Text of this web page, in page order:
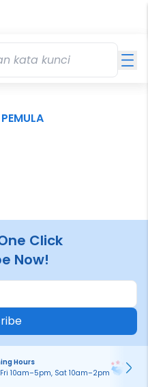
Click
Now!
Hours
10am–5pm, Sat 10am–2pm